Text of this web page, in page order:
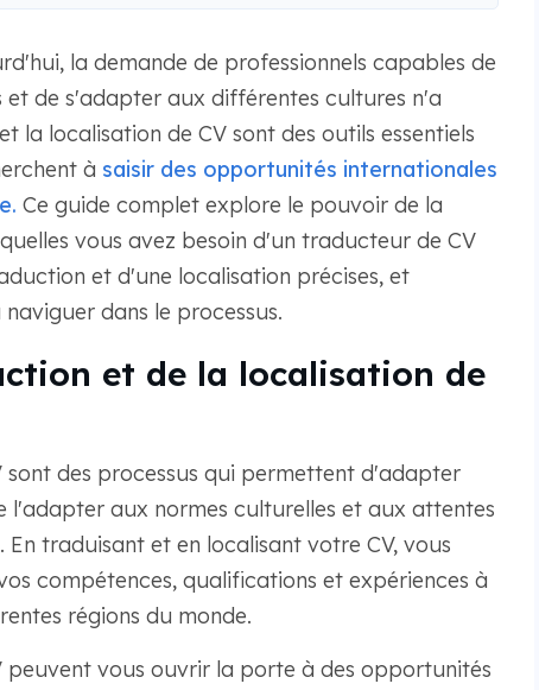
la demande de professionnels capables de
et de s'adapter aux différentes cultures n'a
la localisation de CV sont des outils essentiels
à saisir des opportunités internationales
Ce guide complet explore le pouvoir de la
vous avez besoin d'un traducteur de CV
et d'une localisation précises, et
dans le processus.
et de la localisation de
des processus qui permettent d'adapter
l'adapter aux normes culturelles et aux attentes
traduisant et en localisant votre CV, vous
compétences, qualifications et expériences à
régions du monde.
vous ouvrir la porte à des opportunités